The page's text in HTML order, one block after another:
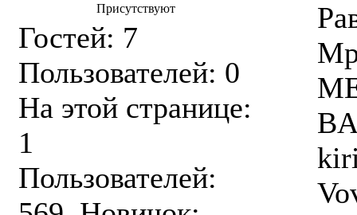
Присутствуют
Гостей: 7
Пользователей: 0
На этой странице:
1
Пользователей: